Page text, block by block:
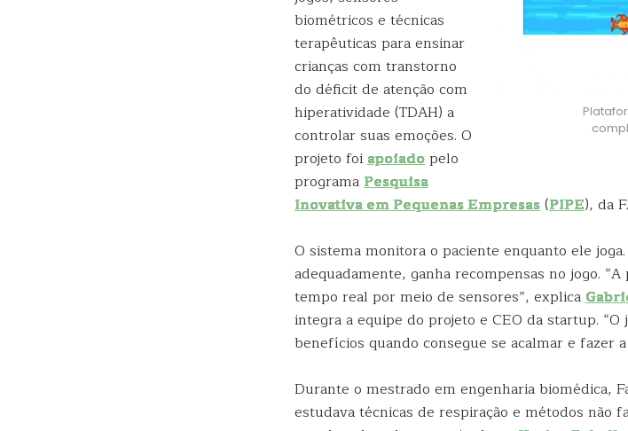
biométricos e técnicas
terapêuticas para ensinar
crianças com transtorno
do déficit de atenção com
hiperatividade (TDAH) a
controlar suas emoções. O
projeto foiapoiadopelo
programaPesquisa
Inovativa em Pequenas Empresas(PIPE), da
O sistema monitora o paciente enquanto ele
adequadamente, ganha recompensas no jogo.
tempo real por meio de sensores”, explica
integra a equipe do projeto e CEO da startup.
benefícios quando consegue se acalmar e fazer
Durante o mestrado em engenharia biomédica,
estudava técnicas de respiração e métodos não